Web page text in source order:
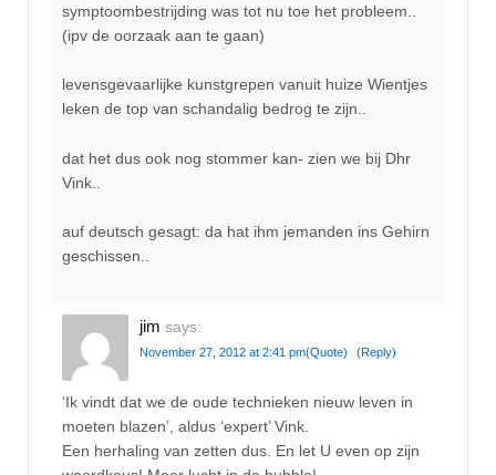
symptoombestrijding was tot nu toe het probleem..
(ipv de oorzaak aan te gaan)
levensgevaarlijke kunstgrepen vanuit huize Wientjes
leken de top van schandalig bedrog te zijn..
dat het dus ook nog stommer kan- zien we bij Dhr
Vink..
auf deutsch gesagt: da hat ihm jemanden ins Gehirn
geschissen..
jim says:
November 27, 2012 at 2:41 pm(Quote) (Reply)
‘Ik vindt dat we de oude technieken nieuw leven in
moeten blazen’, aldus ‘expert’ Vink.
Een herhaling van zetten dus. En let U even op zijn